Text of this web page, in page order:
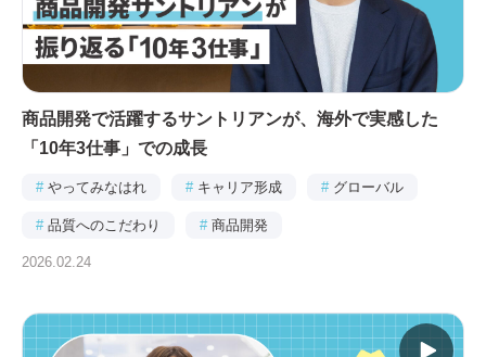
商品開発で活躍するサントリアンが、海外で実感した
「10年3仕事」での成長
# やってみなはれ # キャリア形成 # グローバル
# 品質へのこだわり # 商品開発
2026.02.24